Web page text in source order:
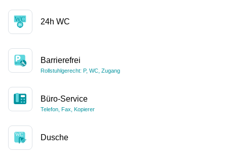
24h WC
Barrierefrei
Rollstuhlgerecht: P, WC, Zugang
Büro-Service
Telefon, Fax, Kopierer
Dusche